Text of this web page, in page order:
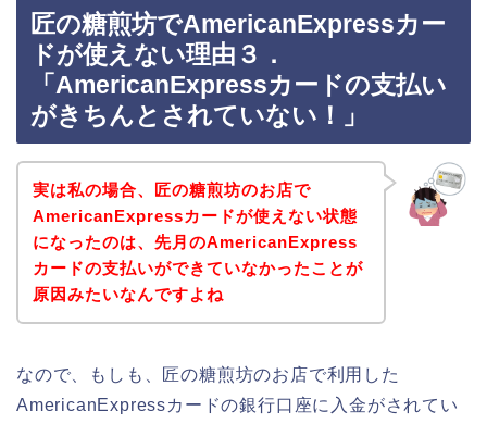
匠の糖煎坊でAmericanExpressカー
ドが使えない理由３．
「AmericanExpressカードの支払い
がきちんとされていない！」
実は私の場合、匠の糖煎坊のお店で
AmericanExpressカードが使えない状態
になったのは、先月のAmericanExpress
カードの支払いができていなかったことが
原因みたいなんですよね
なので、もしも、匠の糖煎坊のお店で利用した
AmericanExpressカードの銀行口座に入金がされてい